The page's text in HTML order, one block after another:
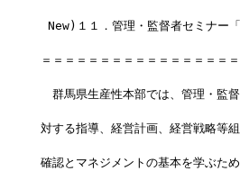
New)１１．管理・監督者セミナー
＝＝＝＝＝＝＝＝＝＝＝＝＝＝＝＝
群馬県生産性本部では、管理・監
対する指導、経営計画、経営戦略等
確認とマネジメントの基本を学ぶた